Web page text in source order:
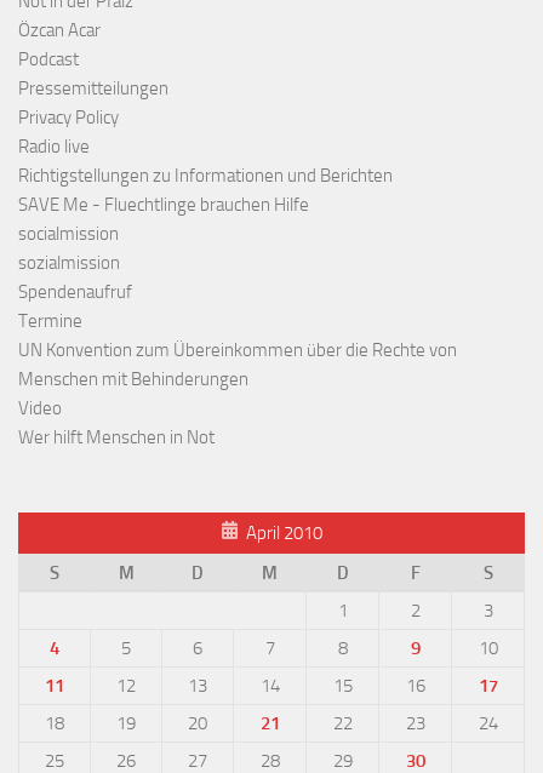
Özcan Acar
Podcast
Pressemitteilungen
Privacy Policy
Radio live
Richtigstellungen zu Informationen und Berichten
SAVE Me - Fluechtlinge brauchen Hilfe
socialmission
sozialmission
Spendenaufruf
Termine
UN Konvention zum Übereinkommen über die Rechte von
Menschen mit Behinderungen
Video
Wer hilft Menschen in Not
April 2010
S
M D M D F
S
1
2
3
4
5 6 7 8 9
10
11
12 13 14 15 16
17
18
19 20 21 22 23
24
25
26 27 28 29
30